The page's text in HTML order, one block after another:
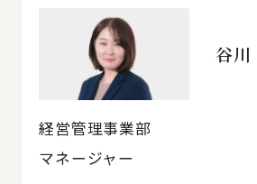
谷
経営管理事業部
マネージャー